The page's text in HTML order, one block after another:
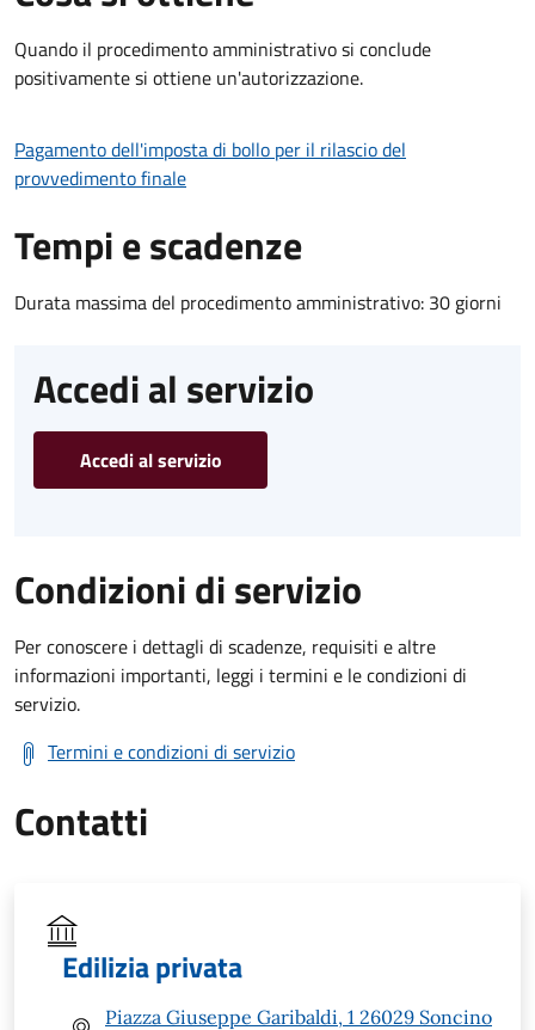
Quando il procedimento amministrativo si conclude
positivamente si ottiene un'autorizzazione.
Pagamento dell'imposta di bollo per il rilascio del
provvedimento finale
Tempi e scadenze
Durata massima del procedimento amministrativo: 30 giorni
Accedi al servizio
Accedi al servizio
Condizioni di servizio
Per conoscere i dettagli di scadenze, requisiti e altre
informazioni importanti, leggi i termini e le condizioni di
servizio.
Termini e condizioni di servizio
Contatti
Edilizia privata
Piazza Giuseppe Garibaldi, 1 26029 Soncino